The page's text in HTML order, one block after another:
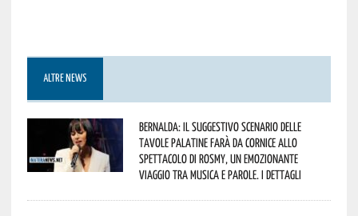
ALTRE NEWS
Bernalda: il suggestivo scenario delle
Tavole Palatine farà da cornice allo
spettacolo di Rosmy, un emozionante
viaggio tra musica e parole. I dettagli